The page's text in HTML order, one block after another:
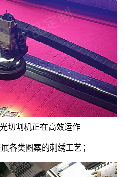
切割机正在高效运作
各类图案的刺绣工艺；